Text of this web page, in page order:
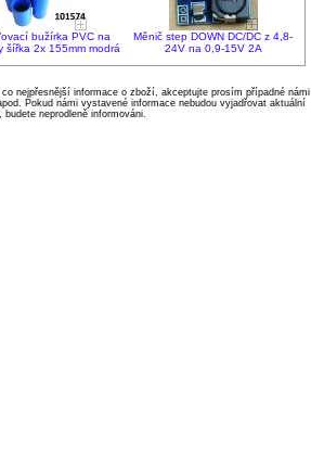
bužírka PVC na
šířka 2x 155mm modrá
Měnič step DOWN DC/DC z 4,8-
24V na 0,9-15V 2A
nejpřesnější informace o zboží, akceptujte prosím případné námi
Pokud námi vystavené informace nebudou vyjadřovat aktuální
neprodleně informováni.